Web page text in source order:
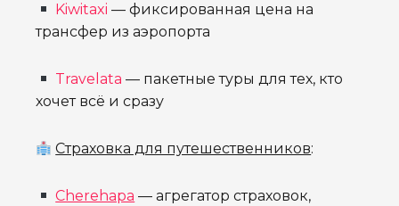
Kiwitaxi — фиксированная цена на
трансфер из аэропорта
Travelata — пакетные туры для тех, кто
хочет всё и сразу
Страховка для путешественников:
Cherehapa — агрегатор страховок,